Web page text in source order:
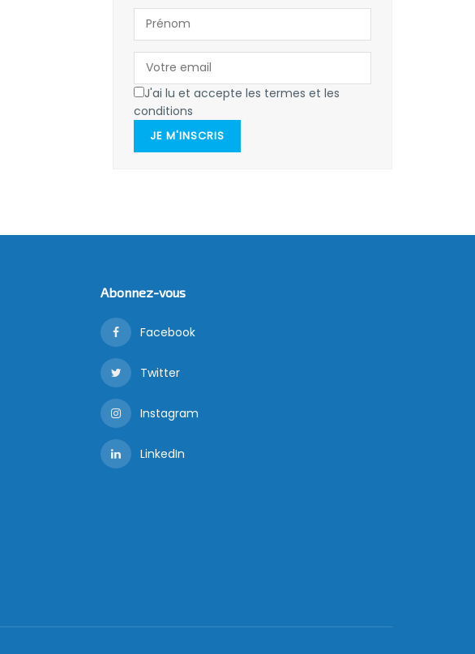
J'ai lu et accepte les termes et les
conditions
JE M'INSCRIS
Abonnez-vous
Facebook
Twitter
Instagram
LinkedIn